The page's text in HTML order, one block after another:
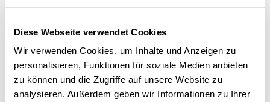
Diese Webseite verwendet Cookies
Wir verwenden Cookies, um Inhalte und Anzeigen zu
personalisieren, Funktionen für soziale Medien anbieten
zu können und die Zugriffe auf unsere Website zu
analysieren. Außerdem geben wir Informationen zu Ihrer
K
Katalog
Kleinbeischlüsse
KÖBU DATA